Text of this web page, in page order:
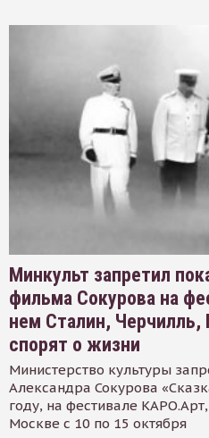
Минкульт запретил
фильма Сокурова на
нем Сталин, Черчилль,
спорят о жизни
Министерство культуры
Александра Сокурова
году, на фестивале
Москве с 10 по 15 октября